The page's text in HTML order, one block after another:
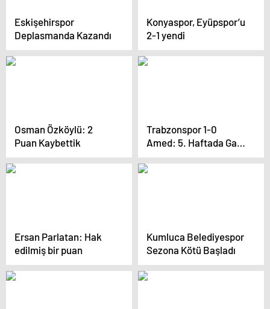
Eskişehirspor
Deplasmanda Kazandı
Konyaspor, Eyüpspor’u
2-1 yendi
Osman Özköylü: 2
Puan Kaybettik
Trabzonspor 1-0
Amed: 5. Haftada Galip
Geldi
Ersan Parlatan: Hak
edilmiş bir puan
Kumluca Belediyespor
Sezona Kötü Başladı